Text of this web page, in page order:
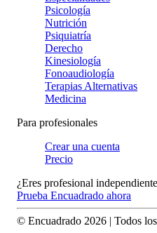
Psicología
Nutrición
Psiquiatría
Derecho
Kinesiología
Fonoaudiología
Terapias Alternativas
Medicina
Para profesionales
Crear una cuenta
Precio
¿Eres profesional
Prueba Encuadrado ahora
© Encuadrado 2026 | Todos